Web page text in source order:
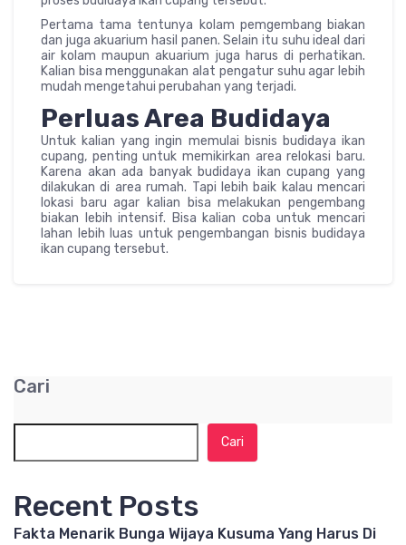
Pertama tama tentunya kolam pemgembang biakan
dan juga akuarium hasil panen. Selain itu suhu ideal dari
air kolam maupun akuarium juga harus di perhatikan.
Kalian bisa menggunakan alat pengatur suhu agar lebih
mudah mengetahui perubahan yang terjadi.
Perluas Area Budidaya
Untuk kalian yang ingin memulai bisnis budidaya ikan
cupang, penting untuk memikirkan area relokasi baru.
Karena akan ada banyak budidaya ikan cupang yang
dilakukan di area rumah. Tapi lebih baik kalau mencari
lokasi baru agar kalian bisa melakukan pengembang
biakan lebih intensif. Bisa kalian coba untuk mencari
lahan lebih luas untuk pengembangan bisnis budidaya
ikan cupang tersebut.
Cari
Cari
Recent Posts
Fakta Menarik Bunga Wijaya Kusuma Yang Harus Di